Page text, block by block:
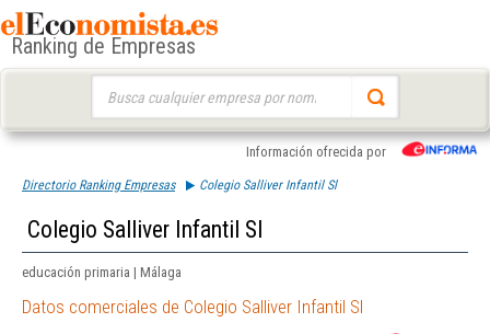
Ranking de Empresas
Información ofrecida por
Directorio Ranking Empresas Colegio Salliver Infantil Sl
Colegio Salliver Infantil Sl
educación primaria | Málaga
Datos comerciales de Colegio Salliver Infantil Sl